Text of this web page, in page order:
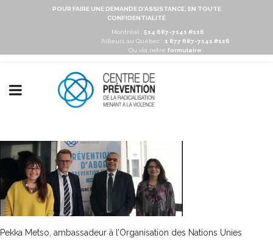
POUR FAIRE UNE DEMANDE D'ASSISTANCE, EN TOUTE
CONFIDENTIALITÉ
Montréal : 514 687-7141 #116
Ailleurs au Québec :
1 877 687-7141 #116
Ou via notre formulaire
Pekka Metso, ambassadeur à l’Organisation des Nations Unies